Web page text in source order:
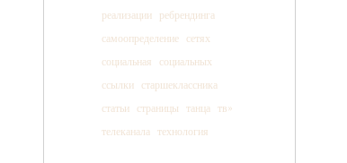
реализации
ребрендинга
самоопределение
сетях
социальная
социальных
ссылки
старшеклассника
статьи
страницы танца тв»
телеканала технология